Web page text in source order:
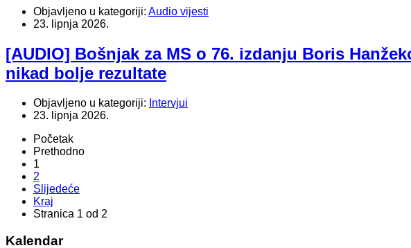
Objavljeno u kategoriji: Audio vijesti
23. lipnja 2026.
[AUDIO] Bošnjak za MS o 76. izdanju Boris
nikad bolje rezultate
Objavljeno u kategoriji: Intervjui
23. lipnja 2026.
Početak
Prethodno
1
2
Slijedeće
Kraj
Stranica 1 od 2
Kalendar